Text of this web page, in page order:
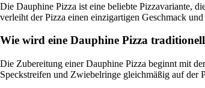
Die Dauphine Pizza ist eine beliebte Pizzavariante,
verleiht der Pizza einen einzigartigen Geschmack
Wie wird eine Dauphine Pizza
Die Zubereitung einer Dauphine Pizza beginnt mit
Speckstreifen und Zwiebelringe gleichmäßig auf der